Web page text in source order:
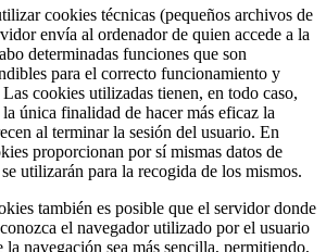
cookies técnicas (pequeños archivos de
envía al ordenador de quien accede a la
determinadas funciones que son
para el correcto funcionamiento y
cookies utilizadas tienen, en todo caso,
única finalidad de hacer más eficaz la
al terminar la sesión del usuario. En
proporcionan por sí mismas datos de
utilizarán para la recogida de los mismos.
también es posible que el servidor donde
el navegador utilizado por el usuario
navegación sea más sencilla, permitiendo,